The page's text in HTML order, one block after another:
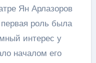
Ян Арлазоров
роль была
интерес у
началом его